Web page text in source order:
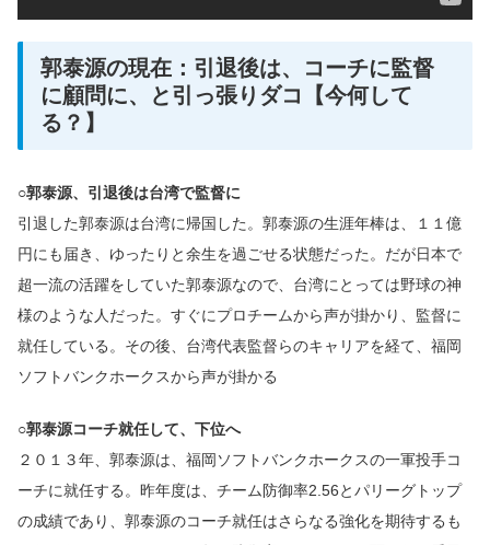
郭泰源の現在：引退後は、コーチに監督
に顧問に、と引っ張りダコ【今何して
る？】
○郭泰源、引退後は台湾で監督に
引退した郭泰源は台湾に帰国した。郭泰源の生涯年棒は、１１億
円にも届き、ゆったりと余生を過ごせる状態だった。だが日本で
超一流の活躍をしていた郭泰源なので、台湾にとっては野球の神
様のような人だった。すぐにプロチームから声が掛かり、監督に
就任している。その後、台湾代表監督らのキャリアを経て、福岡
ソフトバンクホークスから声が掛かる
○郭泰源コーチ就任して、下位へ
２０１３年、郭泰源は、福岡ソフトバンクホークスの一軍投手コ
ーチに就任する。昨年度は、チーム防御率2.56とパリーグトップ
の成績であり、郭泰源のコーチ就任はさらなる強化を期待するも